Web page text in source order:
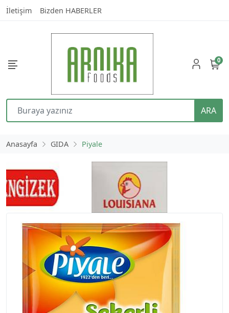
İletişim Bizden HABERLER
ARA
0
Anasayfa GIDA Piyale